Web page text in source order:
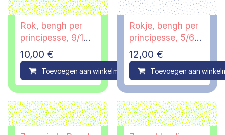
Rok, bengh per
principesse, 9/10
jaar
10,00 €
Toevoegen aan winkelmandje Compare
Rokje, bengh per
principesse, 5/6
jaar - PI
12,00 €
Toevoegen aan